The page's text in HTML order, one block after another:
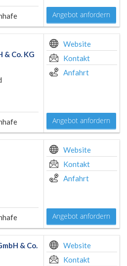
Angebot anfordern
& Co. KG
Website
Kontakt
Anfahrt
Angebot anfordern
Website
Kontakt
Anfahrt
Angebot anfordern
& Co.
Website
Kontakt